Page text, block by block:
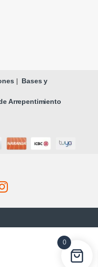
| Bases y
Arrepentimiento
0